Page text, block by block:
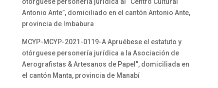
Antonio Ante”, domiciliado en el cantón Antonio Ante,
provincia de Imbabura
MCYP-MCYP-2021-0119-A Apruébese el estatuto y
otórguese personería jurídica a la Asociación de
Aerografistas & Artesanos de Papel”, domiciliada en
el cantón Manta, provincia de Manabí